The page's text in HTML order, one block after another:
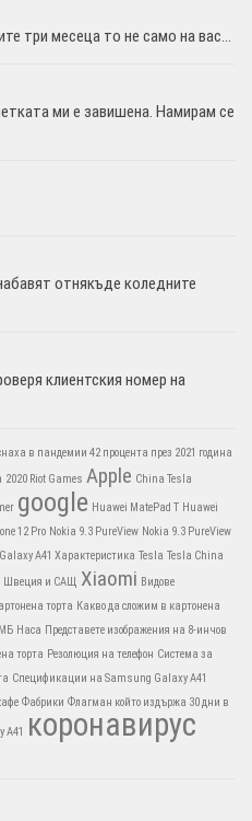
три месеца то не само на вас...
ми е завишена. Намирам се
отнякъде коледните
клиентския номер на
в пандемии 42 процента през 2021 година
2020 Riot Games Apple China Tesla
google Huawei MatePad T Huawei
12 Pro Nokia 9.3 PureView Nokia 9.3 PureView
A41 Характеристика Tesla Tesla China
Швеция и САЩ Xiaomi Видове
торта Какво да сложим в картонена
МБ Наса Представете изображения на 8-инчов
торта Резолюция на телефон Система за
Спецификации на Samsung Galaxy A41
Фабрики Флагман който издържа 30 дни в
A41 коронавирус